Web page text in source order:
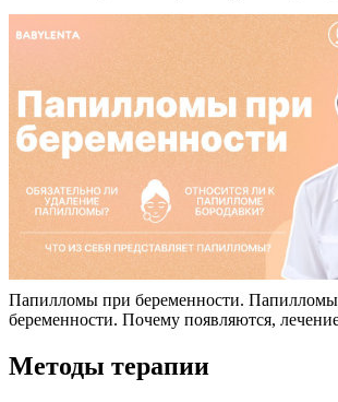
Папилломы при беременности.
беременности. Почему появляются,
Методы терапии